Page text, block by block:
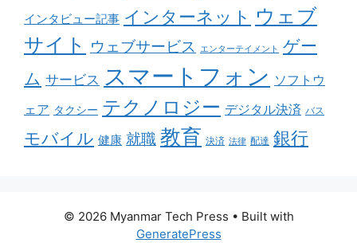
インタビュー記事 インターネット ウェブ
サイト ウェブサービス エンターテイメント ゲー
ム サービス スマートフォン ソフトウ
ェア タクシー テクノロジー デジタル決済 バス
モバイル 健康 就職 教育 決済 法律 配達 銀行
© 2026 Myanmar Tech Press • Built with
GeneratePress